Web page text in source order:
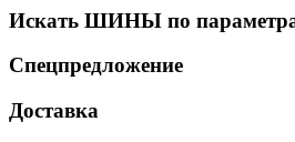
Искать ШИНЫ по
Спецпредложение
Доставка